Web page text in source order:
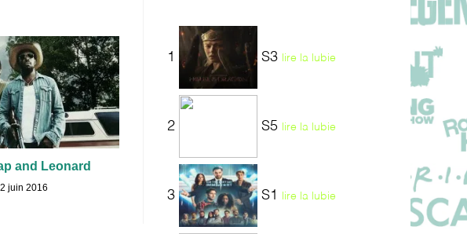
and Leonard
2 juin 2016
1 S3 lire la lubie
2 S5 lire la lubie
3 S1 lire la lubie